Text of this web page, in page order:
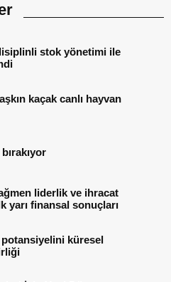
stok yönetimi ile
kaçak canlı hayvan
liderlik ve ihracat
yarı finansal sonuçları
küresel